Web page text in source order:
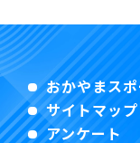
おかやまス
サイトマップ
アンケート